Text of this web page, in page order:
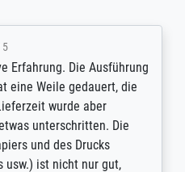
Die Ausführung
Weile gedauert, die
wurde aber
Die
des Drucks
ist nicht nur gut,